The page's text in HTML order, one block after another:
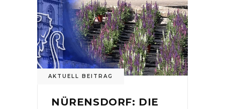
AKTUELL BEITRAG
NÜRENSDORF: DIE